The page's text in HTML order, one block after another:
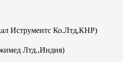
Иструментс Ко.Лтд,КНР)
Лтд.,Индия)